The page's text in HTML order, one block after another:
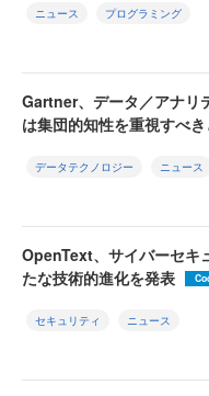
ニュース プログラミング
Gartner、データ／アナリ
は集団的知性を重視すべ
データテクノロジー ニュース
OpenText、サイバーセキ
たな技術的進化を発表
セキュリティ ニュース